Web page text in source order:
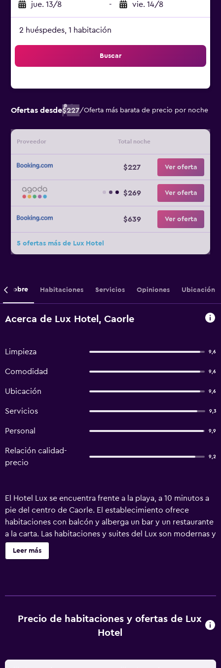
jue. 13/8 - vie. 14/8
2 huéspedes, 1 habitación
Buscar
Ofertas desde$227/Oferta más barata de precio por noche
Proveedor Total noche
$227 Ver oferta
$269 Ver oferta
$639 Ver oferta
5 ofertas más de Lux Hotel
Sobre Habitaciones Servicios Opiniones Ubicación
Acerca de Lux Hotel, Caorle
Limpieza 9,6
Comodidad 9,6
Ubicación 9,6
Servicios 9,3
Personal 9,9
Relación calidad-
precio
9,2
El Hotel Lux se encuentra frente a la playa, a 10 minutos a
pie del centro de Caorle. El establecimiento ofrece
habitaciones con balcón y alberga un bar y un restaurante
a la carta. Las habitaciones y suites del Lux son modernas y
cuentan con WiFi gratuita, aire acondicionado, TV de
pantalla plana, nevera pequeña y suelo de baldosa.
Leer más
Precio de habitaciones y ofertas de Lux
Hotel